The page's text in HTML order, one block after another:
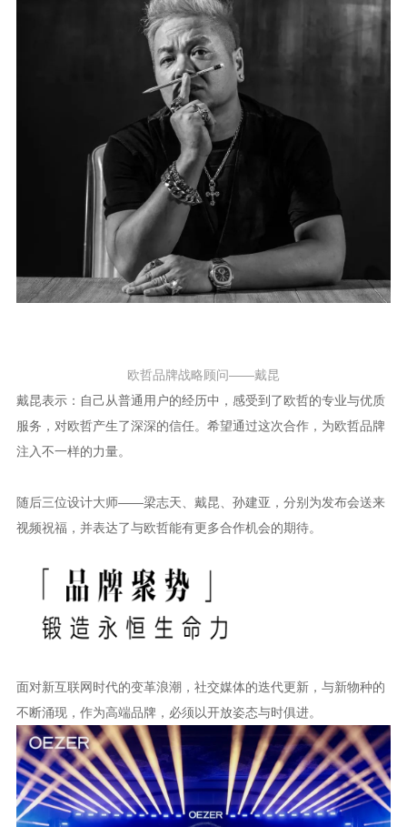
欧哲品牌战略顾问——戴昆
戴昆表示：自己从普通用户的经历中，感受到了欧哲的专业与优质
服务，对欧哲产生了深深的信任。希望通过这次合作，为欧哲品牌
注入不一样的力量。
随后三位设计大师——梁志天、戴昆、孙建亚，分别为发布会送来
视频祝福，并表达了与欧哲能有更多合作机会的期待。
面对新互联网时代的变革浪潮，社交媒体的迭代更新，与新物种的
不断涌现，作为高端品牌，必须以开放姿态与时俱进。